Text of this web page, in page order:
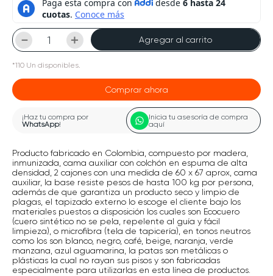
＋
－ Agregar al carrito
*110 Un disponibles.
Comprar ahora
¡Haz tu compra por
WhatsApp!
Inicia tu asesoría de compra
aquí
Producto fabricado en Colombia, compuesto por madera,
inmunizada, cama auxiliar con colchón en espuma de alta
densidad, 2 cajones con una medida de 60 x 67 aprox, cama
auxiliar, la base resiste pesos de hasta 100 kg por persona,
además de que garantiza un producto seco y limpio de
plagas, el tapizado externo lo escoge el cliente bajo los
materiales puestos a disposición los cuales son Ecocuero
(cuero sintético no se pela, repelente al guía y fácil
limpieza), o microfibra (tela de tapicería), en tonos neutros
como los son blanco, negro, café, beige, naranja, verde
manzana, azul aguamarina, la patas son metálicas o
plásticas la cual no rayan sus pisos y son fabricadas
especialmente para utilizarlas en esta línea de productos.